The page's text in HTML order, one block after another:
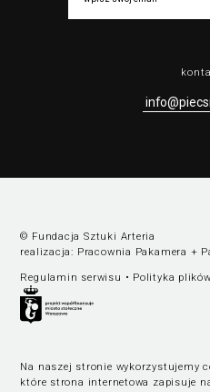
© Fundacja Sztuki Arteria
realizacja: Pracownia Pakamera +
Regulamin serwisu • Polityka
Na naszej stronie wykorzystujemy
które strona internetowa zapisuje